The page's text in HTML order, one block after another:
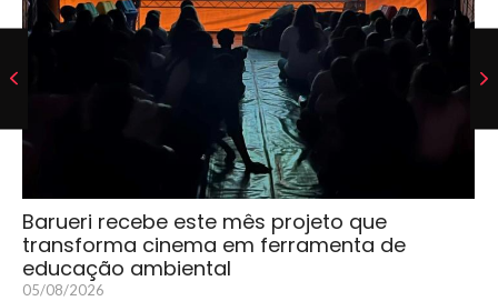
Barueri recebe este mês projeto que
transforma cinema em ferramenta de
educação ambiental
05/08/2026